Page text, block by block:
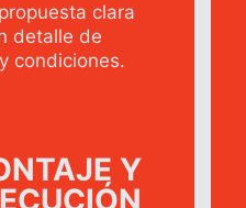
clara
detalle de
condiciones.
Y